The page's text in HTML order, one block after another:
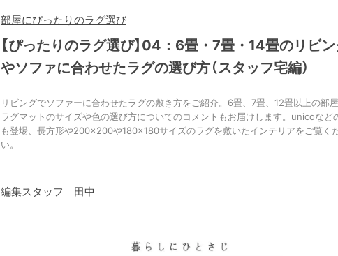
部屋にぴったりのラグ選び
【ぴったりのラグ選び】04：6畳・7畳・14畳のリビ
やソファに合わせたラグの選び方（スタッフ宅編）
リビングでソファーに合わせたラグの敷き方をご紹介。6畳、7畳、12畳以上の部
ラグマットのサイズや色の選び方についてのコメントもお届けします。unicoなど
も登場、長方形や200×200や180×180サイズのラグを敷いたインテリアをご覧く
い。
編集スタッフ 田中